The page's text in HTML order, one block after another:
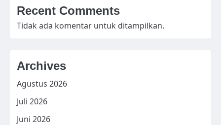
Recent Comments
Tidak ada komentar untuk ditampilkan.
Archives
Agustus 2026
Juli 2026
Juni 2026